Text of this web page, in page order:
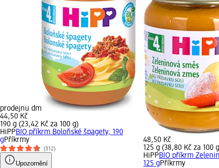
prodejnu dm
44,50 Kč
190 g (23,42 Kč za 100 g)
HiPPBIO příkrm Boloňské špagety, 190
gPříkrmy
(312)
Upozornění
48,50 Kč
125 g (38,80 Kč za 100
HiPPBIO příkrm
125 gPříkrmy